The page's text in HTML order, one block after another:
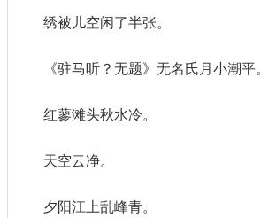
绣被儿空闲了半张。
《驻马听？无题》无名氏月小潮平。
红蓼滩头秋水冷。
天空云净。
夕阳江上乱峰青。